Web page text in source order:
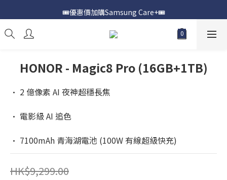
📍購買Samsung Galaxy S25📍
🎟️優惠價加購Samsung Care+🎟️
📍購買Samsung Galaxy S25📍
HONOR - Magic8 Pro (16GB+1TB)
• 2 億像素 AI 夜神超穩長焦
• 電影級 AI 追色
• 7100mAh 青海湖電池 (100W 有線超級快充)
HK$9,299.00